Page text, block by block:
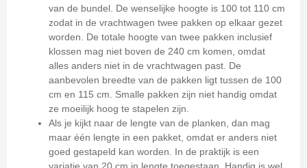
van de bundel. De wenselijke hoogte is 100 tot 110 cm
zodat in de vrachtwagen twee pakken op elkaar gezet
worden. De totale hoogte van twee pakken inclusief
klossen mag niet boven de 240 cm komen, omdat
alles anders niet in de vrachtwagen past. De
aanbevolen breedte van de pakken ligt tussen de 100
cm en 115 cm. Smalle pakken zijn niet handig omdat
ze moeilijk hoog te stapelen zijn.
Als je kijkt naar de lengte van de planken, dan mag
maar één lengte in een pakket, omdat er anders niet
goed gestapeld kan worden. In de praktijk is een
variatie van 20 cm in lengte toegestaan. Handig is wel